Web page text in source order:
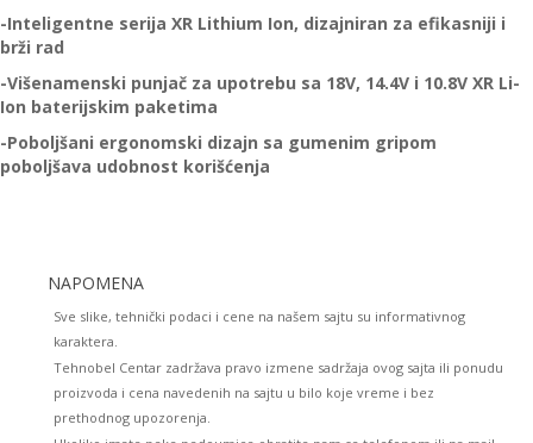
-Inteligentne serija XR Lithium Ion, dizajniran za efikasniji i
brži rad
-Višenamenski punjač za upotrebu sa 18V, 14.4V i 10.8V XR Li-
Ion baterijskim paketima
-Poboljšani ergonomski dizajn sa gumenim gripom
poboljšava udobnost korišćenja
NAPOMENA
Sve slike, tehnički podaci i cene na našem sajtu su informativnog
karaktera.
Tehnobel Centar zadržava pravo izmene sadržaja ovog sajta ili ponudu
proizvoda i cena navedenih na sajtu u bilo koje vreme i bez
prethodnog upozorenja.